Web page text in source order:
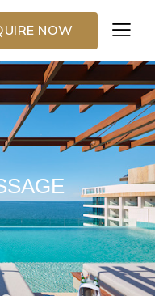
NOW